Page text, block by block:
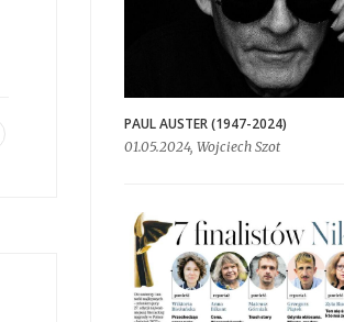
PAUL AUSTER (1947-2024)
01.05.2024, Wojciech Szot